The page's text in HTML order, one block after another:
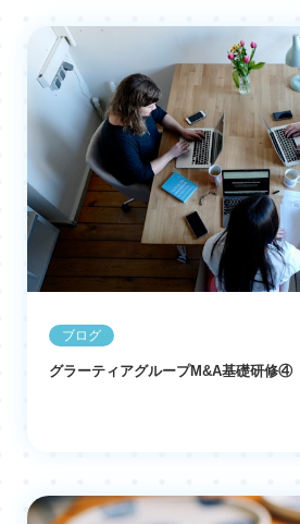
ブログ
グラーティアグループM&A基礎研修④